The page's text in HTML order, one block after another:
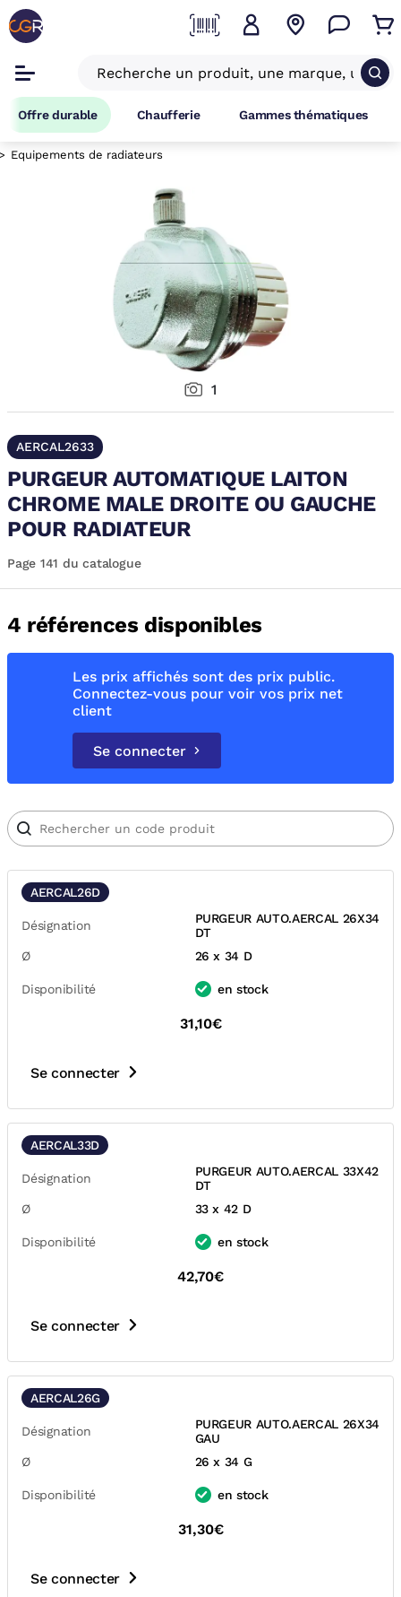
Offre durable Chaufferie Gammes thématiques
Equipements de radiateurs
1
AERCAL2633
PURGEUR AUTOMATIQUE LAITON
CHROME MALE DROITE OU GAUCHE
POUR RADIATEUR
Page 141 du catalogue
4 références disponibles
Les prix affichés sont des prix public.
Connectez-vous pour voir vos prix net
client
Se connecter
AERCAL26D
Désignation
PURGEUR AUTO.AERCAL 26X34
DT
Ø
26 x 34 D
Disponibilité en stock
31,10€
Se connecter
AERCAL33D
Désignation
PURGEUR AUTO.AERCAL 33X42
DT
Ø
33 x 42 D
Disponibilité en stock
42,70€
Se connecter
AERCAL26G
Désignation
PURGEUR AUTO.AERCAL 26X34
GAU
Ø
26 x 34 G
Disponibilité en stock
31,30€
Se connecter